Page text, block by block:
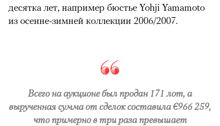
десятка лет, например бюстье Yohji Yamamoto
из осенне-зимней коллекции 2006/2007.
Всего на аукционе был продан 171 лот, а
вырученная сумма от сделок составила €966 259,
что примерно в три раза превышает